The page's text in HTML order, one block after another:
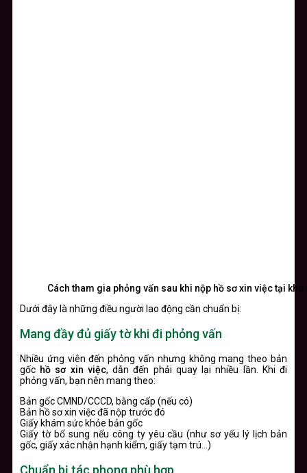
Cách tham gia phỏng vấn sau khi nộp hồ sơ xin việc tại
Dưới đây là những điều người lao động cần chuẩn bị:
Mang đầy đủ giấy tờ khi đi phỏng vấn
Nhiều ứng viên đến phỏng vấn nhưng không mang theo bản
gốc hồ sơ xin việc, dẫn đến phải quay lại nhiều lần. Khi đi
phỏng vấn, bạn nên mang theo:
Bản gốc CMND/CCCD, bằng cấp (nếu có)
Bản hồ sơ xin việc đã nộp trước đó
Giấy khám sức khỏe bản gốc
Giấy tờ bổ sung nếu công ty yêu cầu (như sơ yếu lý lịch bản
gốc, giấy xác nhận hạnh kiểm, giấy tạm trú…)